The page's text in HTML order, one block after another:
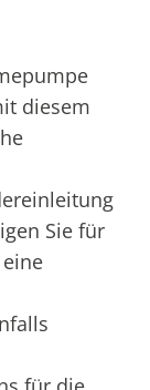
diesem
Sie für